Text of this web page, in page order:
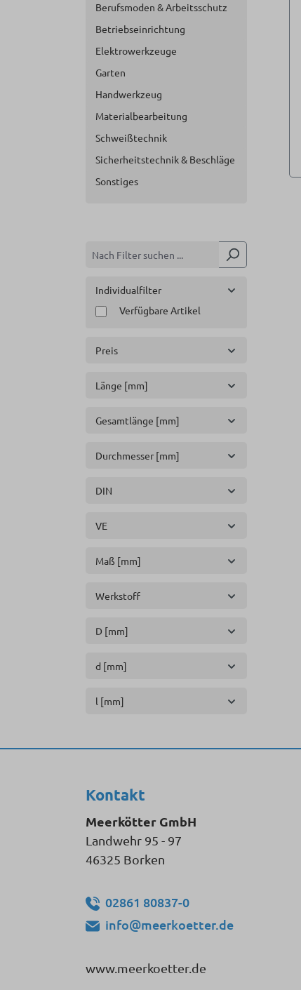
Berufsmoden & Arbeitsschutz
Betriebseinrichtung
Elektrowerkzeuge
Garten
Handwerkzeug
Materialbearbeitung
Schweißtechnik
Sicherheitstechnik & Beschläge
Sonstiges
Individualfilter
Verfügbare Artikel
Preis
Länge [mm]
Gesamtlänge [mm]
Durchmesser [mm]
DIN
VE
Maß [mm]
Werkstoff
D [mm]
d [mm]
l [mm]
Kontakt
Meerkötter GmbH
Landwehr 95 - 97
46325 Borken
02861 80837-0
info@meerkoetter.de
www.meerkoetter.de